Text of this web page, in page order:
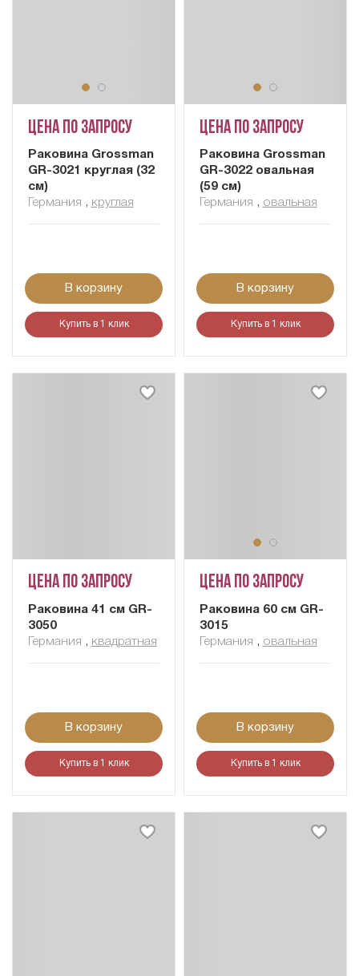
Цена по запросу
Раковина Grossman
GR-3021 круглая (32
см)
Германия , круглая
В корзину
Купить в 1 клик
Цена по запросу
Раковина Grossman
GR-3022 овальная
(59 см)
Германия , овальная
В корзину
Купить в 1 клик
Цена по запросу
Раковина 41 см GR-
3050
Германия , квадратная
В корзину
Купить в 1 клик
Цена по запросу
Раковина 60 см GR-
3015
Германия , овальная
В корзину
Купить в 1 клик